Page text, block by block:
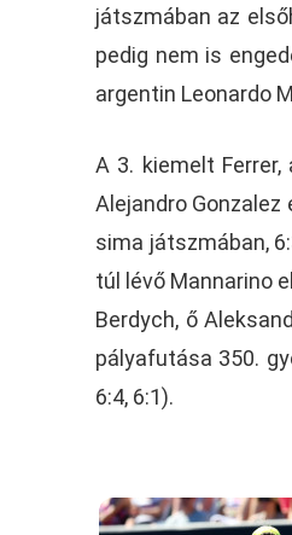
játszmában az
pedig nem is
argentin Leonardo
A 3. kiemelt
Alejandro
sima játszmában,
túl lévő Mannarino
Berdych, ő
pályafutása 350.
6:4, 6:1).